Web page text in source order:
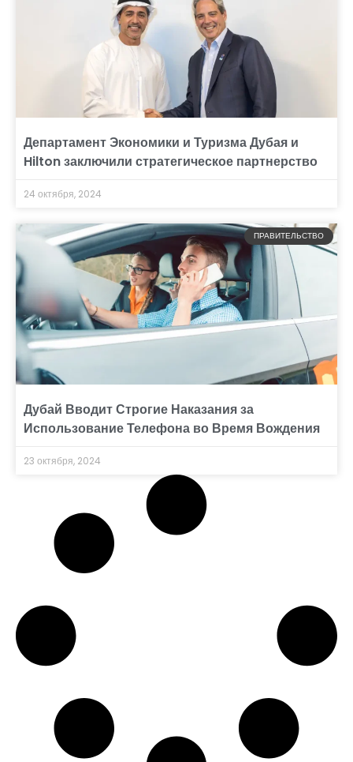
Департамент Экономики и Туризма Дубая и
Hilton заключили стратегическое партнерство
24 октября, 2024
ПРАВИТЕЛЬСТВО
Дубай Вводит Строгие Наказания за
Использование Телефона во Время Вождения
23 октября, 2024